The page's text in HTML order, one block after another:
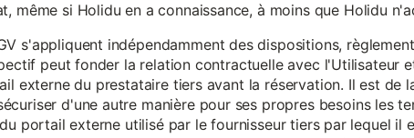
même si Holidu en a connaissance, à moins que Holidu
s'appliquent indépendamment des dispositions,
peut fonder la relation contractuelle avec l'Utilisateur
externe du prestataire tiers avant la réservation. Il est de
d'une autre manière pour ses propres besoins les
portail externe utilisé par le fournisseur tiers par lequel il